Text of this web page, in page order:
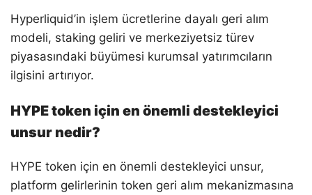
Hyperliquid’in işlem ücretlerine dayalı geri alım
modeli, staking geliri ve merkeziyetsiz türev
piyasasındaki büyümesi kurumsal yatırımcıların
ilgisini artırıyor.
HYPE token için en önemli destekleyici
unsur nedir?
HYPE token için en önemli destekleyici unsur,
platform gelirlerinin token geri alım mekanizmasına